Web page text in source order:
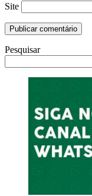
Site
Pesquisar